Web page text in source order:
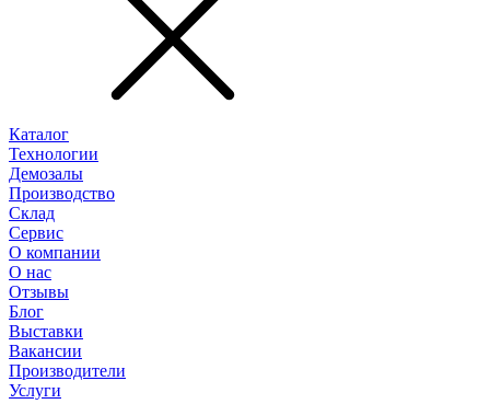
Каталог
Технологии
Демозалы
Производство
Склад
Сервис
О компании
О нас
Отзывы
Блог
Выставки
Вакансии
Производители
Услуги